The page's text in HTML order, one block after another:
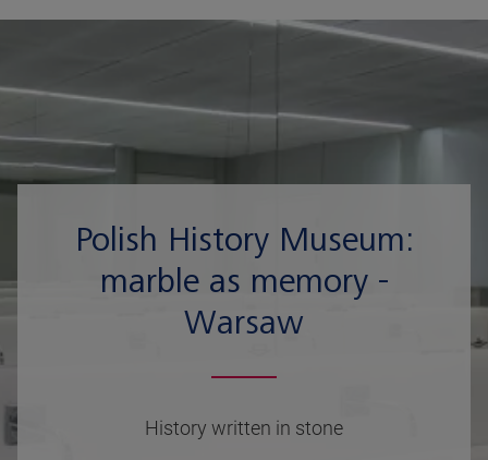
Polish History Museum:
marble as memory -
Warsaw
History written in stone